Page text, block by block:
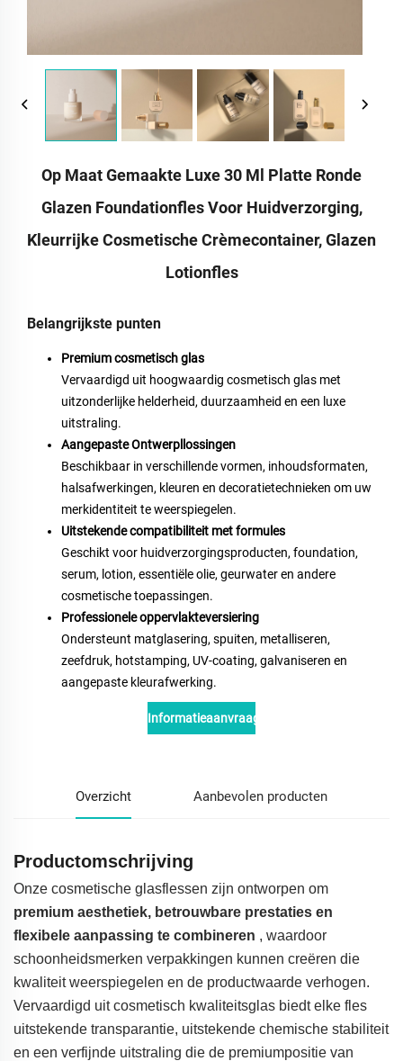
Op Maat Gemaakte Luxe 30 Ml Platte Ronde
Glazen Foundationfles Voor Huidverzorging,
Kleurrijke Cosmetische Crèmecontainer, Glazen
Lotionfles
Belangrijkste punten
Premium cosmetisch glas
Vervaardigd uit hoogwaardig cosmetisch glas met
uitzonderlijke helderheid, duurzaamheid en een luxe
uitstraling.
Aangepaste Ontwerpllossingen
Beschikbaar in verschillende vormen, inhoudsformaten,
halsafwerkingen, kleuren en decoratietechnieken om uw
merkidentiteit te weerspiegelen.
Uitstekende compatibiliteit met formules
Geschikt voor huidverzorgingsproducten, foundation,
serum, lotion, essentiële olie, geurwater en andere
cosmetische toepassingen.
Professionele oppervlakteversiering
Ondersteunt matglasering, spuiten, metalliseren,
zeefdruk, hotstamping, UV-coating, galvaniseren en
aangepaste kleurafwerking.
Informatieaanvraag
Overzicht Aanbevolen producten
Productomschrijving
Onze cosmetische glasflessen zijn ontworpen om
premium aesthetiek, betrouwbare prestaties en
flexibele aanpassing te combineren , waardoor
schoonheidsmerken verpakkingen kunnen creëren die
kwaliteit weerspiegelen en de productwaarde verhogen.
Vervaardigd uit cosmetisch kwaliteitsglas biedt elke fles
uitstekende transparantie, uitstekende chemische stabiliteit
en een verfijnde uitstraling die de premiumpositie van